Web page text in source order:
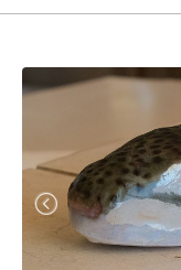
Previous